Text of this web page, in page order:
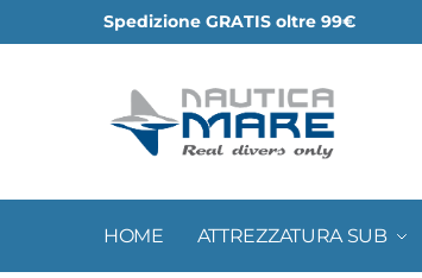
Spedizione GRATIS oltre 99€
HOME ATTREZZATURA SUB